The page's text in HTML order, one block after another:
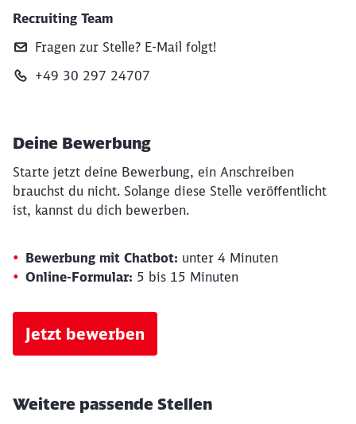
Recruiting Team
Fragen zur Stelle? E‑Mail folgt!
+49 30 297 24707
Deine Bewerbung
Starte jetzt deine Bewerbung, ein Anschreiben
brauchst du nicht. Solange diese Stelle veröffentlicht
ist, kannst du dich bewerben.
Bewerbung mit Chatbot: unter 4 Minuten
Online-Formular: 5 bis 15 Minuten
Jetzt bewerben
Weitere passende Stellen